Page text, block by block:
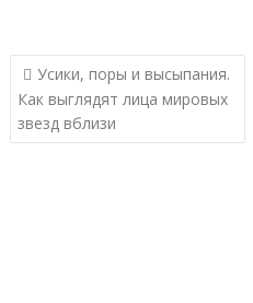
Навигация
по
записям
Усики, поры и высыпания.
Как выглядят лица мировых
звезд вблизи